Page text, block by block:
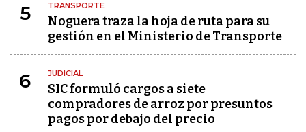
5 TRANSPORTE
Noguera traza la hoja de ruta para su
gestión en el Ministerio de Transporte
6 JUDICIAL
SIC formuló cargos a siete
compradores de arroz por presuntos
pagos por debajo del precio